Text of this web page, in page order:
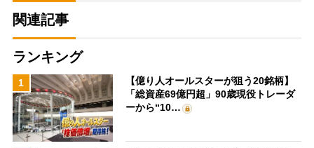
関連記事
ランキング
1
【億り人オールスターが狙う20銘柄】
「総資産69億円超」90歳現役トレーダ
ーから“10…